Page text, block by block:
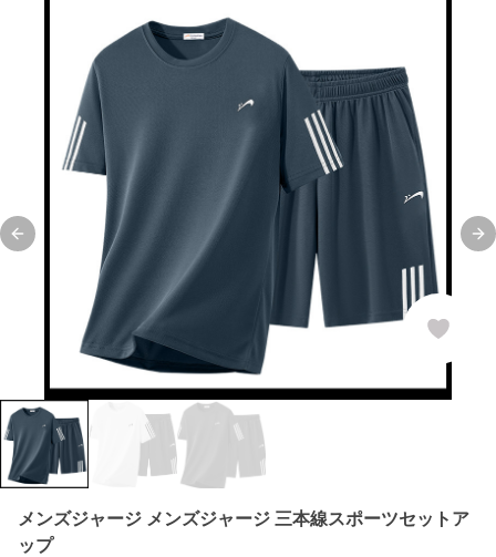
Previous slide
メンズジャージ メンズジャージ 三本線スポーツセットア
ップ